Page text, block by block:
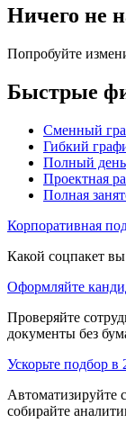
Ничего не
Попробуйте
Быстрые
Сменный
Гибкий
Полный день
Проектная
Полная
Корпоративная
Какой соцпакет
Оформляйте
Проверяйте
документы без
Ускорьте подбор в
Автоматизируйте
собирайте